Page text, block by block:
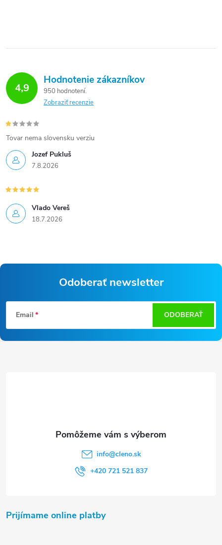
á
a
c
i
e
p
r
v
k
y
ý
i
u
4,9
Hodnotenie zákazníkov
950 hodnotení
Zobraziť recenzie
Jozef Pukluš
7.8.2026
Tovar nema slovensku verziu
Vlado Vereš
18.7.2026
Z
á
p
Odoberať newsletter
Email ODOBERAŤ
info@cleno.sk
+420 721 521 837
Prijímame online platby